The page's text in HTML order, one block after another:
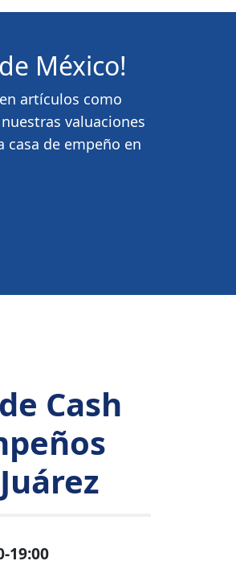
México!
artículos como
valuaciones
casa de empeño en
Cash
19:00